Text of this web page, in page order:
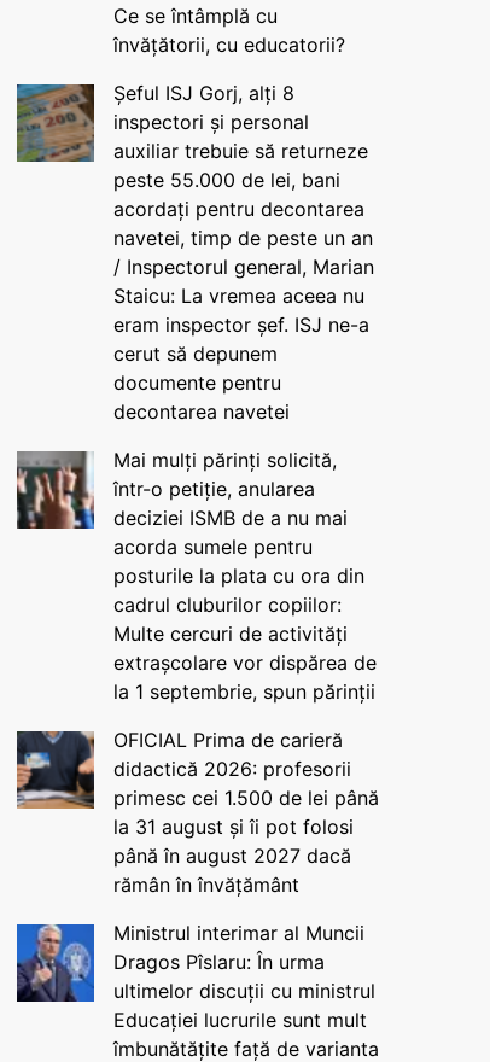
Ce se întâmplă cu
învățătorii, cu educatorii?
Șeful ISJ Gorj, alți 8
inspectori și personal
auxiliar trebuie să returneze
peste 55.000 de lei, bani
acordați pentru decontarea
navetei, timp de peste un an
/ Inspectorul general, Marian
Staicu: La vremea aceea nu
eram inspector șef. ISJ ne-a
cerut să depunem
documente pentru
decontarea navetei
Mai mulți părinți solicită,
într-o petiție, anularea
deciziei ISMB de a nu mai
acorda sumele pentru
posturile la plata cu ora din
cadrul cluburilor copiilor:
Multe cercuri de activități
extrașcolare vor dispărea de
la 1 septembrie, spun părinții
OFICIAL Prima de carieră
didactică 2026: profesorii
primesc cei 1.500 de lei până
la 31 august și îi pot folosi
până în august 2027 dacă
rămân în învățământ
Ministrul interimar al Muncii
Dragos Pîslaru: În urma
ultimelor discuții cu ministrul
Educației lucrurile sunt mult
îmbunătățite față de varianta